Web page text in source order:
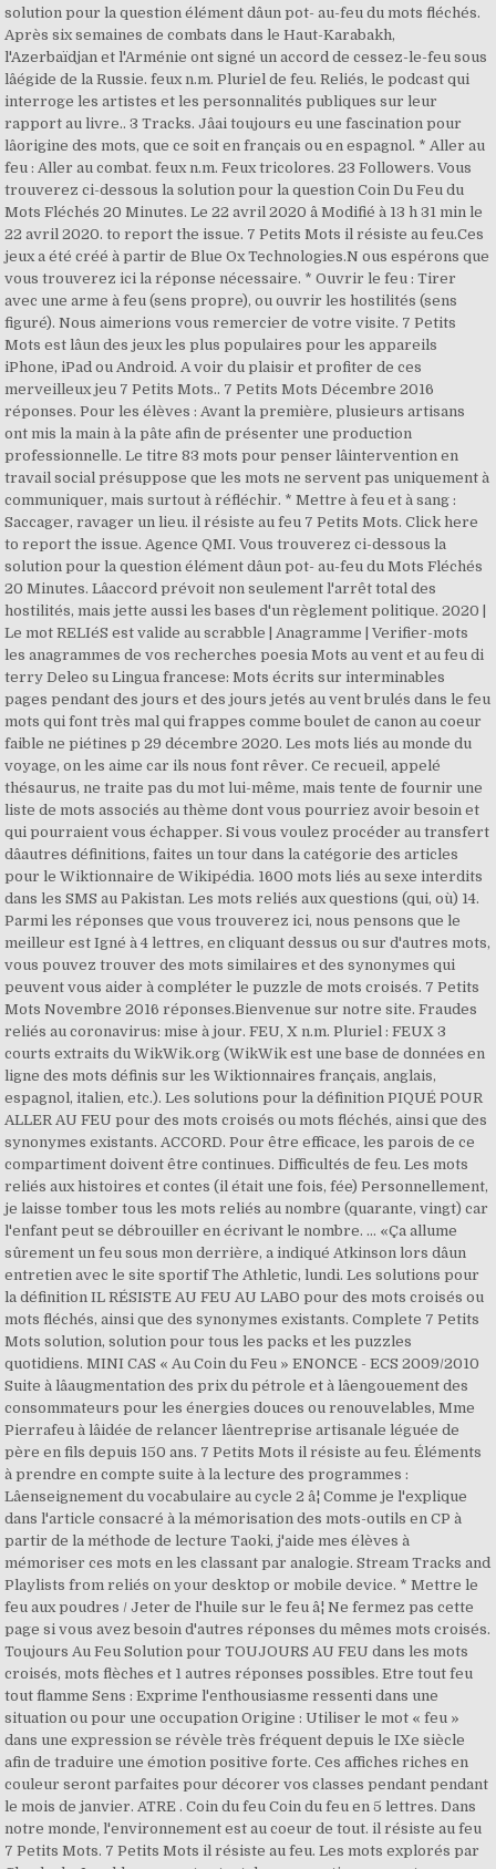
solution pour la question élément dâun pot- au-feu du mots fléchés.
Après six semaines de combats dans le Haut-Karabakh,
l'Azerbaïdjan et l'Arménie ont signé un accord de cessez-le-feu sous
lâégide de la Russie. feux n.m. Pluriel de feu. Reliés, le podcast qui
interroge les artistes et les personnalités publiques sur leur
rapport au livre.. 3 Tracks. Jâai toujours eu une fascination pour
lâorigine des mots, que ce soit en français ou en espagnol. * Aller au
feu : Aller au combat. feux n.m. Feux tricolores. 23 Followers. Vous
trouverez ci-dessous la solution pour la question Coin Du Feu du
Mots Fléchés 20 Minutes. Le 22 avril 2020 â Modifié à 13 h 31 min le
22 avril 2020. to report the issue. 7 Petits Mots il résiste au feu.Ces
jeux a été créé à partir de Blue Ox Technologies.N ous espérons que
vous trouverez ici la réponse nécessaire. * Ouvrir le feu : Tirer
avec une arme à feu (sens propre), ou ouvrir les hostilités (sens
figuré). Nous aimerions vous remercier de votre visite. 7 Petits
Mots est lâun des jeux les plus populaires pour les appareils
iPhone, iPad ou Android. A voir du plaisir et profiter de ces
merveilleux jeu 7 Petits Mots.. 7 Petits Mots Décembre 2016
réponses. Pour les élèves : Avant la première, plusieurs artisans
ont mis la main à la pâte afin de présenter une production
professionnelle. Le titre 83 mots pour penser lâintervention en
travail social présuppose que les mots ne servent pas uniquement à
communiquer, mais surtout à réfléchir. * Mettre à feu et à sang :
Saccager, ravager un lieu. il résiste au feu 7 Petits Mots. Click here
to report the issue. Agence QMI. Vous trouverez ci-dessous la
solution pour la question élément dâun pot- au-feu du Mots Fléchés
20 Minutes. Lâaccord prévoit non seulement l'arrêt total des
hostilités, mais jette aussi les bases d'un règlement politique. 2020 |
Le mot RELIéS est valide au scrabble | Anagramme | Verifier-mots
les anagrammes de vos recherches poesia Mots au vent et au feu di
terry Deleo su Lingua francese: Mots écrits sur interminables
pages pendant des jours et des jours jetés au vent brulés dans le feu
mots qui font très mal qui frappes comme boulet de canon au coeur
faible ne piétines p 29 décembre 2020. Les mots liés au monde du
voyage, on les aime car ils nous font rêver. Ce recueil, appelé
thésaurus, ne traite pas du mot lui-même, mais tente de fournir une
liste de mots associés au thème dont vous pourriez avoir besoin et
qui pourraient vous échapper. Si vous voulez procéder au transfert
dâautres définitions, faites un tour dans la catégorie des articles
pour le Wiktionnaire de Wikipédia. 1600 mots liés au sexe interdits
dans les SMS au Pakistan. Les mots reliés aux questions (qui, où) 14.
Parmi les réponses que vous trouverez ici, nous pensons que le
meilleur est Igné à 4 lettres, en cliquant dessus ou sur d'autres mots,
vous pouvez trouver des mots similaires et des synonymes qui
peuvent vous aider à compléter le puzzle de mots croisés. 7 Petits
Mots Novembre 2016 réponses.Bienvenue sur notre site. Fraudes
reliés au coronavirus: mise à jour. FEU, X n.m. Pluriel : FEUX 3
courts extraits du WikWik.org (WikWik est une base de données en
ligne des mots définis sur les Wiktionnaires français, anglais,
espagnol, italien, etc.). Les solutions pour la définition PIQUÉ POUR
ALLER AU FEU pour des mots croisés ou mots fléchés, ainsi que des
synonymes existants. ACCORD. Pour être efficace, les parois de ce
compartiment doivent être continues. Difficultés de feu. Les mots
reliés aux histoires et contes (il était une fois, fée) Personnellement,
je laisse tomber tous les mots reliés au nombre (quarante, vingt) car
l'enfant peut se débrouiller en écrivant le nombre. ... «Ça allume
sûrement un feu sous mon derrière, a indiqué Atkinson lors dâun
entretien avec le site sportif The Athletic, lundi. Les solutions pour
la définition IL RÉSISTE AU FEU AU LABO pour des mots croisés ou
mots fléchés, ainsi que des synonymes existants. Complete 7 Petits
Mots solution, solution pour tous les packs et les puzzles
quotidiens. MINI CAS « Au Coin du Feu » ENONCE - ECS 2009/2010
Suite à lâaugmentation des prix du pétrole et à lâengouement des
consommateurs pour les énergies douces ou renouvelables, Mme
Pierrafeu à lâidée de relancer lâentreprise artisanale léguée de
père en fils depuis 150 ans. 7 Petits Mots il résiste au feu. Éléments
à prendre en compte suite à la lecture des programmes :
Lâenseignement du vocabulaire au cycle 2 â¦ Comme je l'explique
dans l'article consacré à la mémorisation des mots-outils en CP à
partir de la méthode de lecture Taoki, j'aide mes élèves à
mémoriser ces mots en les classant par analogie. Stream Tracks and
Playlists from reliés on your desktop or mobile device. * Mettre le
feu aux poudres / Jeter de l'huile sur le feu â¦ Ne fermez pas cette
page si vous avez besoin d'autres réponses du mêmes mots croisés.
Toujours Au Feu Solution pour TOUJOURS AU FEU dans les mots
croisés, mots flèches et 1 autres réponses possibles. Etre tout feu
tout flamme Sens : Exprime l'enthousiasme ressenti dans une
situation ou pour une occupation Origine : Utiliser le mot « feu »
dans une expression se révèle très fréquent depuis le IXe siècle
afin de traduire une émotion positive forte. Ces affiches riches en
couleur seront parfaites pour décorer vos classes pendant pendant
le mois de janvier. ATRE . Coin du feu Coin du feu en 5 lettres. Dans
notre monde, l'environnement est au coeur de tout. il résiste au feu
7 Petits Mots. 7 Petits Mots il résiste au feu. Les mots explorés par